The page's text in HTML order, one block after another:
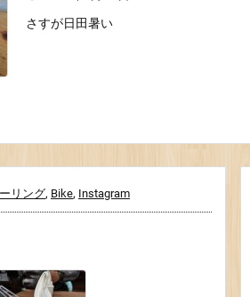
さすが日田暑い
リング, Bike, Instagram